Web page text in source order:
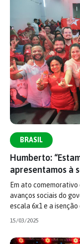
BRASIL
Humberto:
apresentamos à
Em ato
avanços sociais do
escala 6x1 e a
15/03/2025